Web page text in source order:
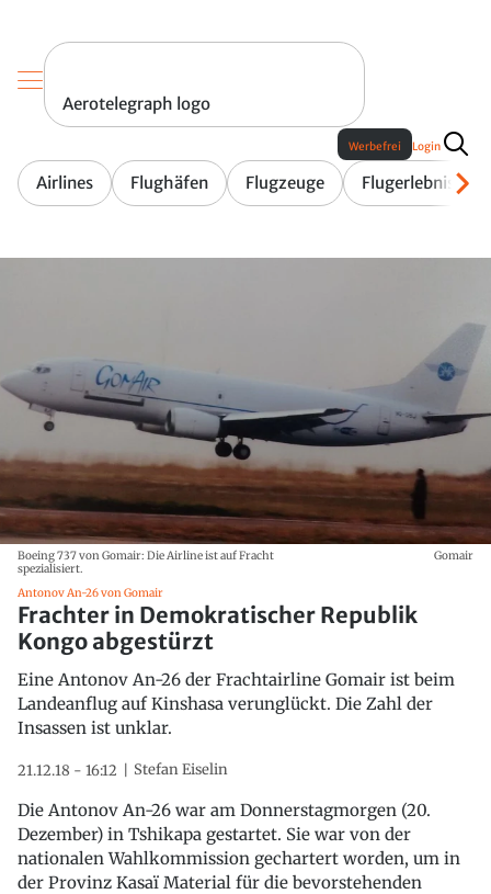
Aerotelegraph logo
Airlines Flughäfen Flugzeuge Flugerlebnis
Werbefrei Login
Boeing 737 von Gomair: Die Airline ist auf Fracht
spezialisiert.
Gomair
Antonov An-26 von Gomair
Frachter in Demokratischer Republik
Kongo abgestürzt
Eine Antonov An-26 der Frachtairline Gomair ist beim
Landeanflug auf Kinshasa verunglückt. Die Zahl der
Insassen ist unklar.
21.12.18 - 16:12 Stefan Eiselin
Die Antonov An-26 war am Donnerstagmorgen (20.
Dezember) in Tshikapa gestartet. Sie war von der
nationalen Wahlkommission gechartert worden, um in
der Provinz Kasaï Material für die bevorstehenden